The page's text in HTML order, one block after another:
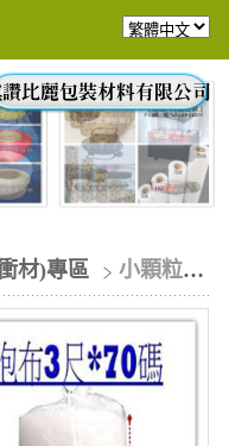
材)專區 小顆粒氣泡布緩衝材 180cm/1束(含稅價)